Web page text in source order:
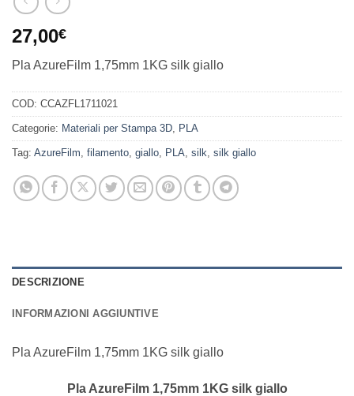
27,00€
Pla AzureFilm 1,75mm 1KG silk giallo
COD: CCAZFL1711021
Categorie: Materiali per Stampa 3D, PLA
Tag: AzureFilm, filamento, giallo, PLA, silk, silk giallo
DESCRIZIONE
INFORMAZIONI AGGIUNTIVE
Pla AzureFilm 1,75mm 1KG silk giallo
Pla AzureFilm 1,75mm 1KG silk giallo